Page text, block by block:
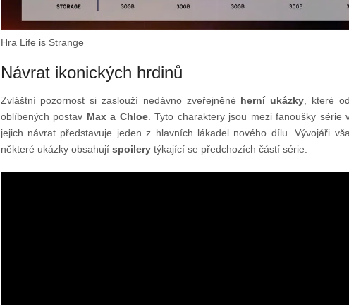
Hra Life is Strange
Návrat ikonických hrdinů
Zvláštní pozornost si zaslouží nedávno zveřejněné herní ukázky , které
oblíbených postav Max a Chloe. Tyto charaktery jsou mezi fanoušky série
jejich návrat představuje jeden z hlavních lákadel nového dílu. Vývojáři
některé ukázky obsahují spoilerytýkající se předchozích částí série.